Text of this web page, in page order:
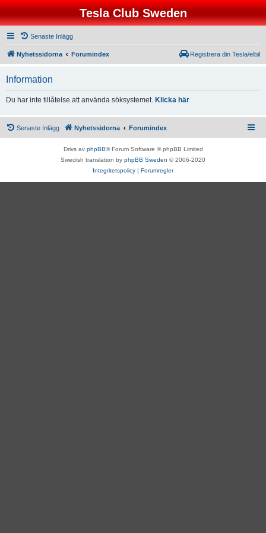
Tesla Club Sweden
Senaste Inlägg
Nyhetssidorna Forumindex Registrera din Tesla/elbil
Information
Du har inte tillåtelse att använda söksystemet. Klicka här
Senaste Inlägg Nyhetssidorna Forumindex
Drivs av phpBB® Forum Software © phpBB Limited
Swedish translation by phpBB Sweden © 2006-2020
Integritetspolicy | Forumregler